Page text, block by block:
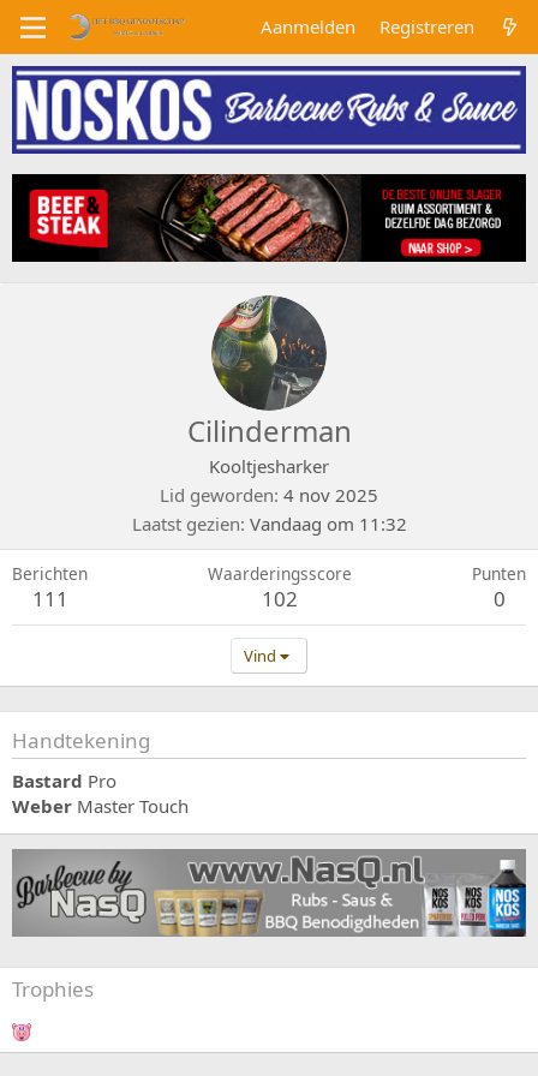
Aanmelden Registreren
Cilinderman
Kooltjesharker
Lid geworden 4 nov 2025
Laatst gezien Vandaag om 11:32
Berichten
111
Waarderingsscore
102
Punten
0
Vind
Handtekening
Bastard Pro
Weber Master Touch
Trophies